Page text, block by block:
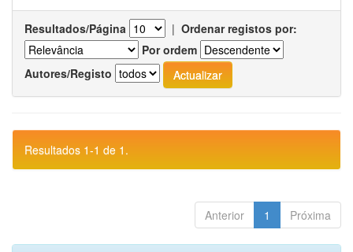
Resultados/Página | Ordenar registos por:
Por ordem
Autores/Registo
Resultados 1-1 de 1.
Anterior 1 Próxima